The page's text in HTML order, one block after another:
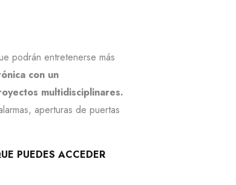
podrán entretenerse más
con un
multidisciplinares.
aperturas de puertas
PUEDES ACCEDER